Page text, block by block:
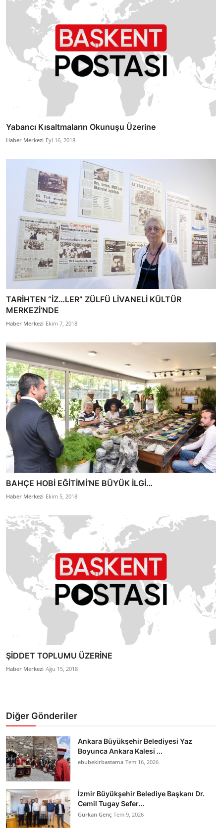
Yabancı Kısaltmaların Okunuşu Üzerine
Haber Merkezi Eyl 16, 2018
TARİHTEN “İZ…LER” ZÜLFÜ LİVANELİ KÜLTÜR
MERKEZİ’NDE
Haber Merkezi Ekim 7, 2018
BAHÇE HOBİ EĞİTİMİ’NE BÜYÜK İLGİ…
Haber Merkezi Ekim 5, 2018
ŞİDDET TOPLUMU ÜZERİNE
Haber Merkezi Ağu 15, 2018
Diğer Gönderiler
Ankara Büyükşehir Belediyesi Yaz
Boyunca Ankara Kalesi ...
ebubekirbastama Tem 16, 2026
İzmir Büyükşehir Belediye Başkanı Dr.
Cemil Tugay Sefer...
Gürkan Genç Tem 9, 2026